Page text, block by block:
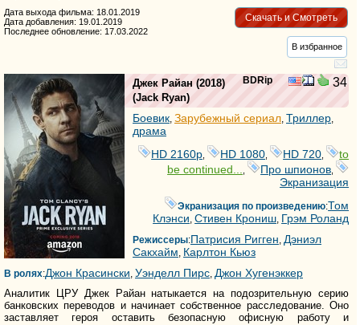
Скачать и Смотреть
Дата выхода фильма: 18.01.2019
Дата добавления: 19.01.2019
Последнее обновление: 17.03.2022
В избранное
BDRip 34
Джек Райан (2018)
(Jack Ryan)
Боевик, Зарубежный сериал, Триллер,
драма
HD 2160р
HD 1080 HD 720
to
be continued...
Про шпионов
Экранизация
Экранизация по произведению:Том
Клэнси,Стивен Крониш, Грэм Роланд
Режиссеры:Патрисия Ригген, Дэниэл
Сакхайм, Карлтон Кьюз
В ролях:Джон Красински, Уэнделл Пирс, Джон Хугенэккер
Аналитик ЦРУ Джек Райан натыкается на подозрительную серию
банковских переводов и начинает собственное расследование. Оно
заставляет героя оставить безопасную офисную работу и